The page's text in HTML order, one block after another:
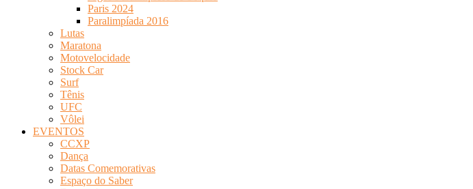
Paris 2024
Paralimpíada 2016
Lutas
Maratona
Motovelocidade
Stock Car
Surf
Tênis
UFC
Vôlei
EVENTOS
CCXP
Dança
Datas Comemorativas
Espaço do Saber